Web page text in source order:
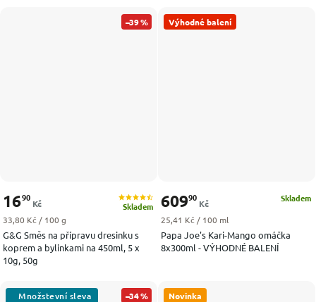
–39 %
G&G Směs na přípravu dresinku s
koprem a bylinkami na 450ml, 5 x
10g, 50g
Skladem
1690
Kč
Měrná cena:
33,80 Kč / 100 g
Výhodné balení
Papa Joe's Kari-Mango omáčka
8x300ml - VÝHODNÉ BALENÍ
Skladem
60990
Kč
Měrná cena:
25,41 Kč / 100 ml
–34 % Novinka